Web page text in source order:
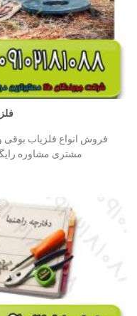
فروش انواع فلزیاب
مشتری مشاوره رایگان